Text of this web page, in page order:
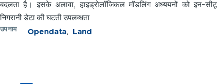
बदलता है। इसके अलावा, हाइड्रोलॉजिकल मॉडलिंग अध्ययनों को इन-सीटू
निगरानी डेटा की घटती उपलब्धता
उपनाम Opendata Land